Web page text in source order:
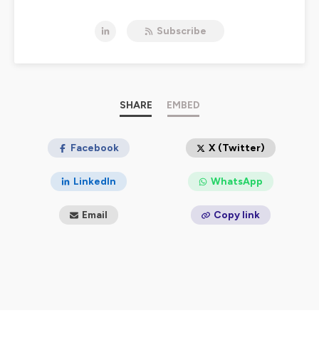
des principales épreuves du calendrier voile.
conférences, une newsletter, une web série, une page
LinkedIn et ce podcast dans lequel nous recevons les
Toutes les infos sur le club sont à retrouver
Hébergé par Ausha. Visitez
ausha.co/politique-de-
pour plus d'informations.
Subscribe
SHARE EMBED
Facebook X (Twitter)
LinkedIn WhatsApp
Email Copy link